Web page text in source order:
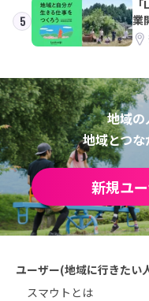
5
業
地域の
地域とつ
新規ユ
ユーザー(地域に行きたい
スマウトとは